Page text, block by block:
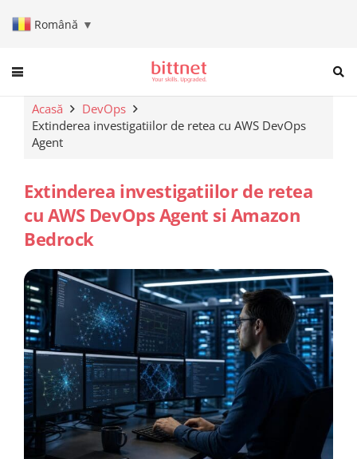
Română ▼
When autocomplete results
Acasă
DevOps
Extinderea investigatiilor de retea cu AWS DevOps
Agent
Extinderea investigatiilor de retea
cu AWS DevOps Agent si Amazon
Bedrock